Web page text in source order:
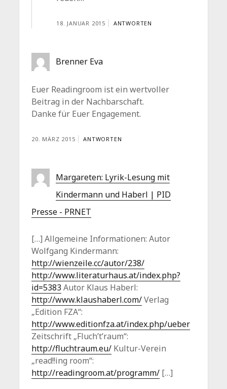
18. JANUAR 2015 ANTWORTEN
Brenner Eva
Euer Readingroom ist ein wertvoller
Beitrag in der Nachbarschaft.
Danke für Euer Engagement.
20. MÄRZ 2015 ANTWORTEN
Margareten: Lyrik-Lesung mit
Kindermann und Haberl | PID
Presse - PRNET
[…] Allgemeine Informationen: Autor
Wolfgang Kindermann:
http://wienzeile.cc/autor/238/
http://www.literaturhaus.at/index.php?
id=5383 Autor Klaus Haberl:
http://www.klaushaberl.com/Verlag
„Edition FZA“:
http://www.editionfza.at/index.php/ueber
Zeitschrift „Fluch’t’raum“:
http://fluchtraum.eu/ Kultur-Verein
„read!!ing room“:
http://readingroom.at/programm/ […]